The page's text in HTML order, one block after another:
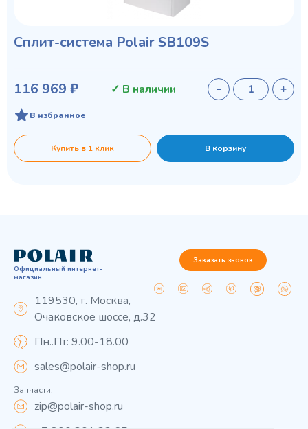
Сплит-система Polair SB109S
116 969 ₽ ✓ В наличии
В избранное
Купить в 1 клик В корзину
Официальный интернет-
магазин
119530, г. Москва,
Очаковское шоссе, д.32
Пн..Пт: 9.00-18.00
sales@polair-shop.ru
Запчасти:
zip@polair-shop.ru
Заказать звонок